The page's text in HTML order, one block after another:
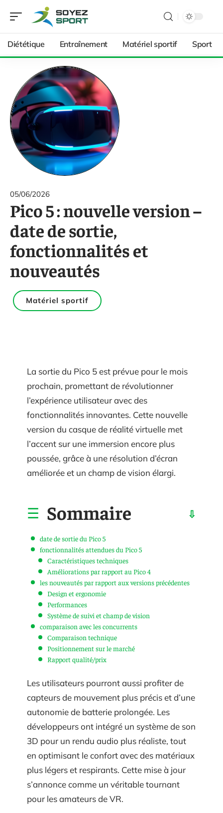
Diététique Entraînement Matériel sportif Sport
05/06/2026
Pico 5 : nouvelle version –
date de sortie,
fonctionnalités et
nouveautés
Matériel sportif
La sortie du Pico 5 est prévue pour le mois
prochain, promettant de révolutionner
l’expérience utilisateur avec des
fonctionnalités innovantes. Cette nouvelle
version du casque de réalité virtuelle met
l’accent sur une immersion encore plus
poussée, grâce à une résolution d’écran
améliorée et un champ de vision élargi.
Sommaire
date de sortie du Pico 5
fonctionnalités attendues du Pico 5
Caractéristiques techniques
Améliorations par rapport au Pico 4
les nouveautés par rapport aux versions précédentes
Design et ergonomie
Performances
Système de suivi et champ de vision
comparaison avec les concurrents
Comparaison technique
Positionnement sur le marché
Rapport qualité/prix
Les utilisateurs pourront aussi profiter de
capteurs de mouvement plus précis et d’une
autonomie de batterie prolongée. Les
développeurs ont intégré un système de son
3D pour un rendu audio plus réaliste, tout
en optimisant le confort avec des matériaux
plus légers et respirants. Cette mise à jour
s’annonce comme un véritable tournant
pour les amateurs de VR.